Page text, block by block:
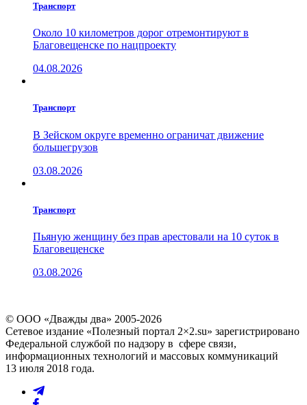
Транспорт
Около 10 километров дорог отремонтируют в
Благовещенске по нацпроекту
04.08.2026
Транспорт
В Зейском округе временно ограничат движение
большегрузов
03.08.2026
Транспорт
Пьяную женщину без прав арестовали на 10 суток в
Благовещенске
03.08.2026
© ООО «Дважды два» 2005-2026
Сетевое издание «Полезный портал 2×2.su» зарегистрировано
Федеральной службой по надзору в сфере связи,
информационных технологий и массовых коммуникаций
13 июля 2018 года.